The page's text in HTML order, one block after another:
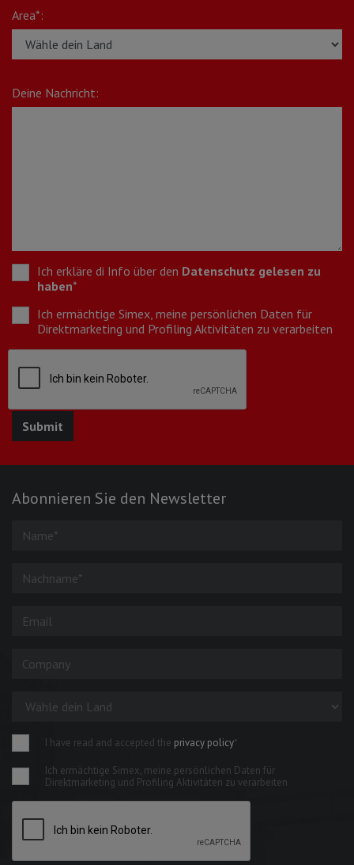
Area*:
Deine Nachricht:
Ich erkläre di Info über den Datenschutz gelesen zu
haben*
Ich ermächtige Simex, meine persönlichen Daten für
Direktmarketing und Profiling Aktivitäten zu verarbeiten
Abonnieren Sie den Newsletter
I have read and accepted the privacy policy*
Ich ermächtige Simex, meine persönlichen Daten für
Direktmarketing und Profiling Aktivitäten zu verarbeiten